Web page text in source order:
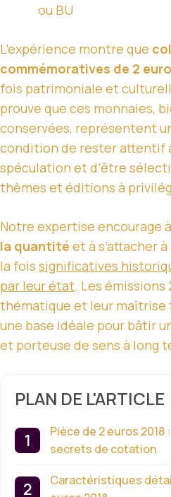
ou BU
L’expérience montre que
commémoratives de 2
fois patrimoniale et
prouve que ces monnaies,
conservées, représentent
condition de rester attentif
spéculation et d’être
thèmes et éditions à
Notre expertise encourage
la quantité et à s’attacher
la fois significatives
par leur état. Les émissions
thématique et leur
une base idéale pour bâtir
et porteuse de sens à long
PLAN DE L'ARTICLE
Pièce de 2 euros
secrets de cotation
Caractéristiques